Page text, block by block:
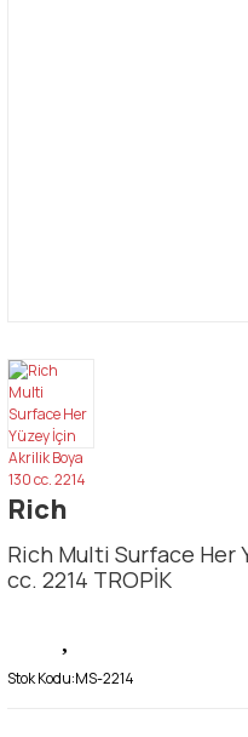
Rich
Rich Multi Surface Her
cc. 2214 TROPİK
Stok Kodu:MS-2214